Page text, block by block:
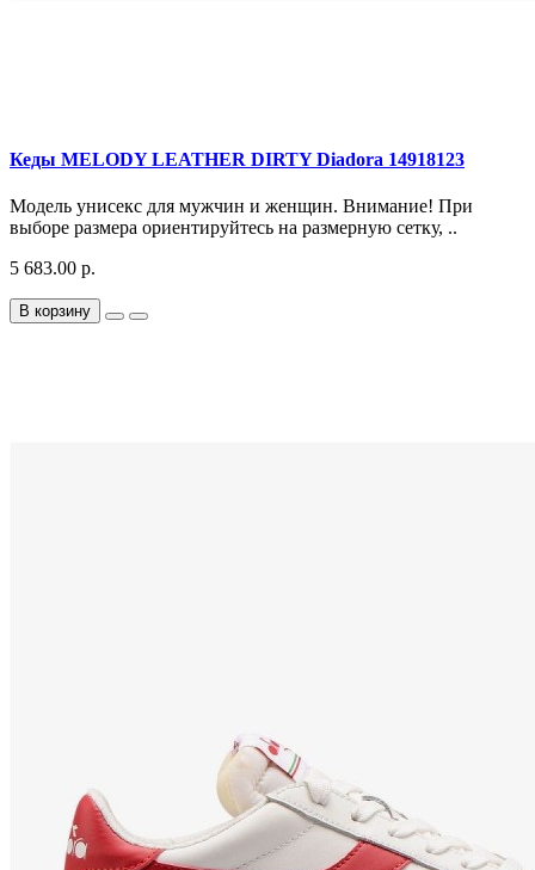
Кеды MELODY LEATHER DIRTY Diadora 14918123
Модель унисекс для мужчин и женщин. Внимание! При
выборе размера ориентируйтесь на размерную сетку, ..
5 683.00 р.
В корзину